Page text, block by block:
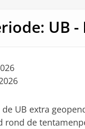
UB -
UB extra
rond de